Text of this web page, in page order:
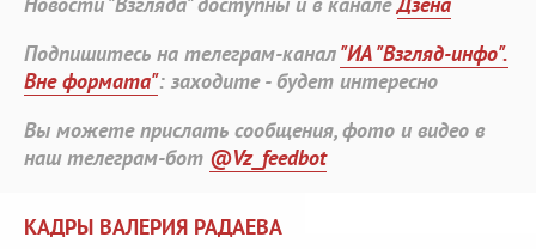
Подпишитесь на телеграм-канал"ИА "Взгляд-инфо".
Вне формата": заходите - будет интересно
Вы можете прислать сообщения, фото и видео в
наш телеграм-бот @Vz_feedbot
КАДРЫ ВАЛЕРИЯ РАДАЕВА